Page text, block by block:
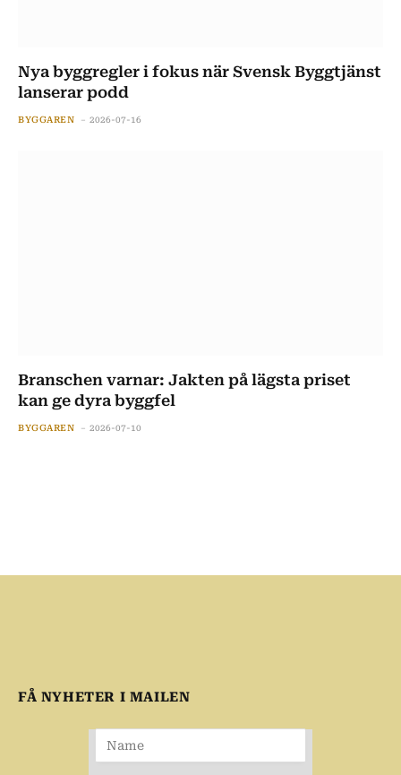
Nya byggregler i fokus när Svensk Byggtjänst
lanserar podd
BYGGAREN 2026-07-16
Branschen varnar: Jakten på lägsta priset
kan ge dyra byggfel
BYGGAREN 2026-07-10
FÅ NYHETER I MAILEN